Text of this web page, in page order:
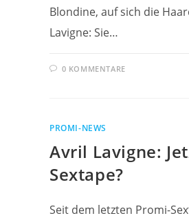
Blondine, auf sich die
Lavigne: Sie…
0 KOMMENTARE
PROMI-NEWS
Avril Lavigne:
Sextape?
Seit dem letzten Promi-